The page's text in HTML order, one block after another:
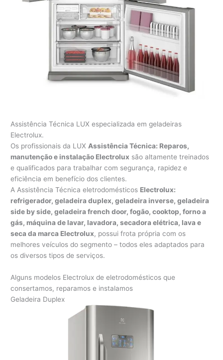
Assistência Técnica LUX especializada em geladeiras
Electrolux.
Os profissionais da LUXAssistência Técnica: Reparos,
manutenção e instalação Electrolux são altamente treinados
e qualificados para trabalhar com segurança, rapidez e
eficiência em benefício dos clientes.
A Assistência Técnica eletrodomésticos Electrolux:
refrigerador, geladeira duplex, geladeira inverse, geladeira
side by side, geladeira french door, fogão, cooktop, forno a
gás, máquina de lavar, lavadora, secadora elétrica, lava e
seca da marca Electrolux, possui frota própria com os
melhores veículos do segmento – todos eles adaptados para
os diversos tipos de serviços.
Alguns modelos Electrolux de eletrodomésticos que
consertamos, reparamos e instalamos
Geladeira Duplex